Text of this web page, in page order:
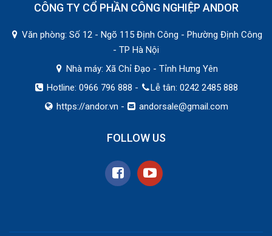
CÔNG TY CỔ PHẦN CÔNG NGHIỆP ANDOR
Văn phòng: Số 12 - Ngõ 115 Định Công - Phường Định Công
- TP Hà Nội
Nhà máy: Xã Chỉ Đạo - Tỉnh Hưng Yên
Hotline: 0966 796 888 -
Lễ tân: 0242 2485 888
https://andor.vn - andorsale@gmail.com
FOLLOW US